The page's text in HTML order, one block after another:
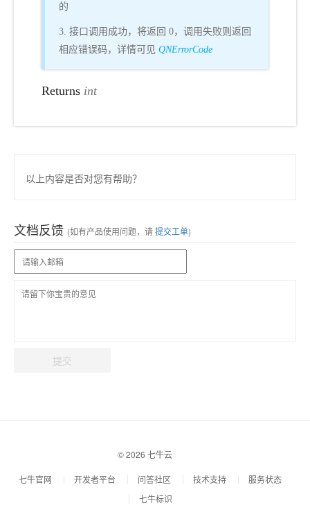
的
3. 接口调用成功，将返回 0，调用失败则返回
相应错误码，详情可见 QNErrorCode
Returns int
以上内容是否对您有帮助？
文档反馈 (如有产品使用问题，请提交工单)
提交
© 2026 七牛云
七牛官网 开发者平台 问答社区 技术支持
服务状态
七牛标识